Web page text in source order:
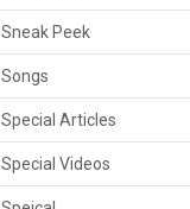
Sneak Peek
Songs
Special Articles
Special Videos